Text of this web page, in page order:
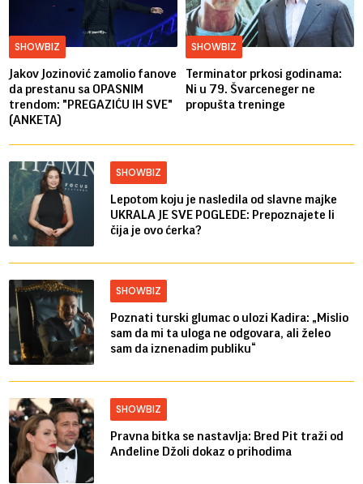
SHOWBIZ
Jakov Jozinović zamolio fanove
da prestanu sa OPASNIM
trendom: "PREGAZIĆU IH SVE"
(ANKETA)
SHOWBIZ
Terminator prkosi godinama:
Ni u 79. Švarceneger ne
propušta treninge
SHOWBIZ
Lepotom koju je nasledila od slavne majke
UKRALA JE SVE POGLEDE: Prepoznajete li
čija je ovo ćerka?
SHOWBIZ
Poznati turski glumac o ulozi Kadira: „Mislio
sam da mi ta uloga ne odgovara, ali želeo
sam da iznenadim publiku“
SHOWBIZ
Pravna bitka se nastavlja: Bred ​​Pit traži od
Anđeline Džoli dokaz o prihodima